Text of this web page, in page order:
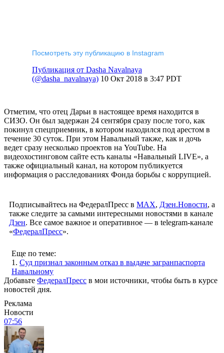
Посмотреть эту публикацию в Instagram
Публикация от Dasha Navalnaya
(@dasha_navalnaya) 10 Окт 2018 в 3:47 PDT
Отметим, что отец Дарьи в настоящее время находится в
СИЗО. Он был задержан 24 сентября сразу после того, как
покинул спецприемник, в котором находился под арестом в
течение 30 суток. При этом Навальный также, как и дочь
ведет сразу несколько проектов на YouTube. На
видеохостинговом сайте есть каналы «Навальный LIVE», а
также официальный канал, на котором публикуется
информация о расследованиях Фонда борьбы с коррупцией.
Подписывайтесь на ФедералПресс в МАХ, Дзен.Новости, а
также следите за самыми интересными новостями в канале
Дзен. Все самое важное и оперативное — в telegram-канале
«ФедералПресс».
Еще по теме:
1. Суд признал законным отказ в выдаче загранпаспорта
Навальному
Добавьте ФедералПресс в мои источники, чтобы быть в курсе
новостей дня.
Реклама
Новости
07:56